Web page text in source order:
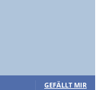
GEFÄLLT MIR